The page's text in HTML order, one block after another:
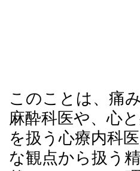
このことは、痛
麻酔科医や、心
を扱う心療内科
な観点から扱う